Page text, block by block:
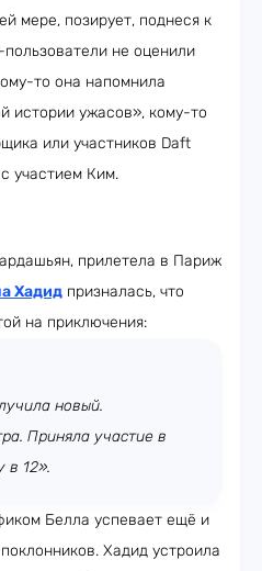
мере, позирует, поднеся к
не оценили
то она напомнила
истории ужасов», кому-то
или участников Daft
с участием Ким.
прилетела в Париж
Хадид призналась, что
на приключения:
новый.
Приняла участие в
в 12».
Белла успевает ещё и
Хадид устроила